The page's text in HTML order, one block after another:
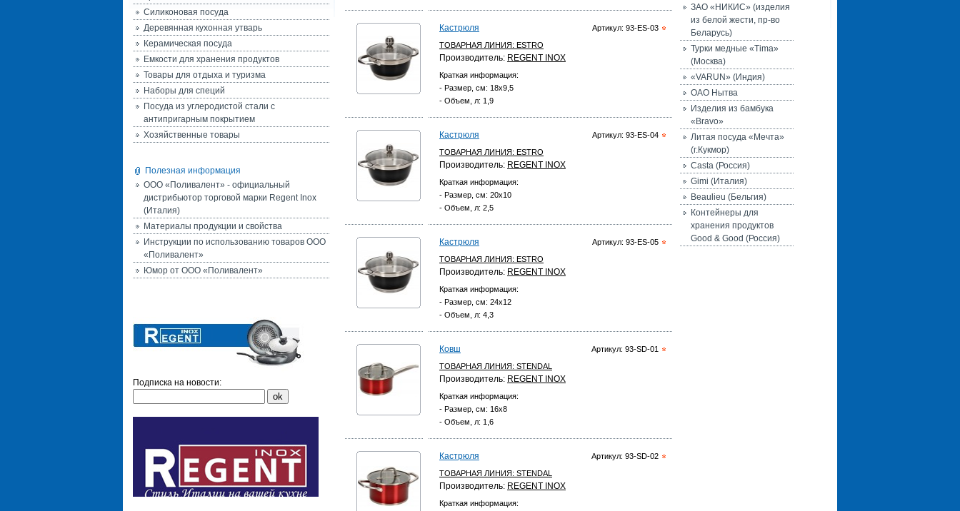
Силиконовая посуда
Деревянная кухонная утварь
Керамическая посуда
Емкости для хранения продуктов
Товары для отдыха и туризма
Наборы для специй
Посуда из углеродистой стали с
антипригарным покрытием
Хозяйственные товары
Полезная информация
ООО «Поливалент» - официальный
дистрибьютор торговой марки Regent Inox
(Италия)
Материалы продукции и свойства
Инструкции по использованию товаров ООО
«Поливалент»
Юмор от ООО «Поливалент»
Подписка на новости:
Артикул: 93-ES-03
Кастрюля
ТОВАРНАЯ ЛИНИЯ: ESTRO
Производитель: REGENT INOX
Краткая информация:
- Размер, см: 18х9,5
- Объем, л: 1,9
Артикул: 93-ES-04
Кастрюля
ТОВАРНАЯ ЛИНИЯ: ESTRO
Производитель: REGENT INOX
Краткая информация:
- Размер, см: 20х10
- Объем, л: 2,5
Артикул: 93-ES-05
Кастрюля
ТОВАРНАЯ ЛИНИЯ: ESTRO
Производитель: REGENT INOX
Краткая информация:
- Размер, см: 24х12
- Объем, л: 4,3
Артикул: 93-SD-01
Ковш
ТОВАРНАЯ ЛИНИЯ: STENDAL
Производитель: REGENT INOX
Краткая информация:
- Размер, см: 16х8
- Объем, л: 1,6
Артикул: 93-SD-02
Кастрюля
ТОВАРНАЯ ЛИНИЯ: STENDAL
Производитель: REGENT INOX
Краткая информация:
ЗАО «НИКИС» (изделия
из белой жести, пр-во
Беларусь)
Турки медные «Tima»
(Москва)
«VARUN» (Индия)
ОАО Нытва
Изделия из бамбука
«Bravo»
Литая посуда «Мечта»
(г.Кукмор)
Casta (Россия)
Gimi (Италия)
Beaulieu (Бельгия)
Контейнеры для
хранения продуктов
Good & Good (Россия)